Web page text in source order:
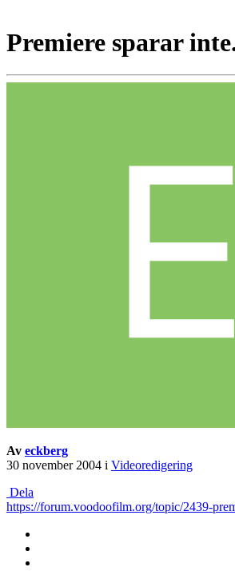
Premiere sparar
Av eckberg
30 november 2004 i Videoredigering
Dela
https://forum.voodoofilm.org/topic/2439-